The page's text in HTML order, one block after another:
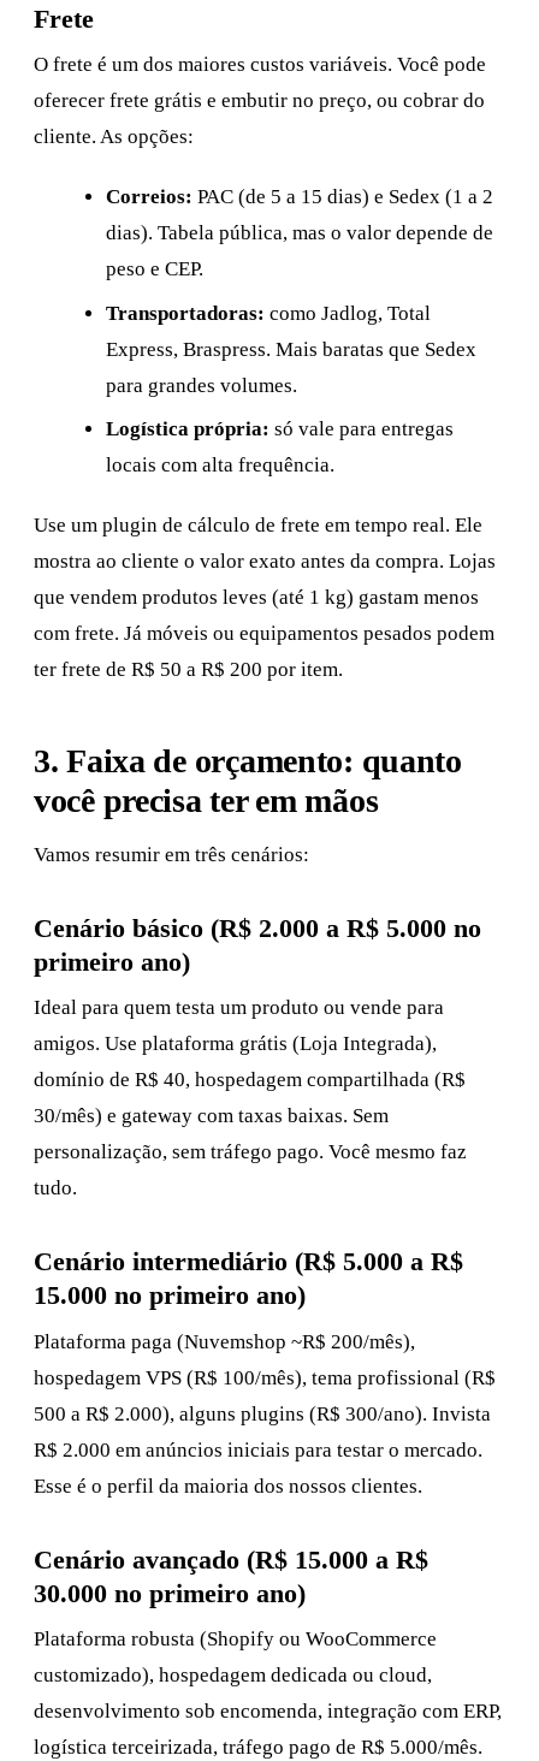
Frete
O frete é um dos maiores custos variáveis. Você pode
oferecer frete grátis e embutir no preço, ou cobrar do
cliente. As opções:
Correios: PAC (de 5 a 15 dias) e Sedex (1 a 2
dias). Tabela pública, mas o valor depende de
peso e CEP.
Transportadoras: como Jadlog, Total
Express, Braspress. Mais baratas que Sedex
para grandes volumes.
Logística própria: só vale para entregas
locais com alta frequência.
Use um plugin de cálculo de frete em tempo real. Ele
mostra ao cliente o valor exato antes da compra. Lojas
que vendem produtos leves (até 1 kg) gastam menos
com frete. Já móveis ou equipamentos pesados podem
ter frete de R$ 50 a R$ 200 por item.
3. Faixa de orçamento: quanto
você precisa ter em mãos
Vamos resumir em três cenários:
Cenário básico (R$ 2.000 a R$ 5.000 no
primeiro ano)
Ideal para quem testa um produto ou vende para
amigos. Use plataforma grátis (Loja Integrada),
domínio de R$ 40, hospedagem compartilhada (R$
30/mês) e gateway com taxas baixas. Sem
personalização, sem tráfego pago. Você mesmo faz
tudo.
Cenário intermediário (R$ 5.000 a R$
15.000 no primeiro ano)
Plataforma paga (Nuvemshop ~R$ 200/mês),
hospedagem VPS (R$ 100/mês), tema profissional (R$
500 a R$ 2.000), alguns plugins (R$ 300/ano). Invista
R$ 2.000 em anúncios iniciais para testar o mercado.
Esse é o perfil da maioria dos nossos clientes.
Cenário avançado (R$ 15.000 a R$
30.000 no primeiro ano)
Plataforma robusta (Shopify ou WooCommerce
customizado), hospedagem dedicada ou cloud,
desenvolvimento sob encomenda, integração com ERP,
logística terceirizada, tráfego pago de R$ 5.000/mês.